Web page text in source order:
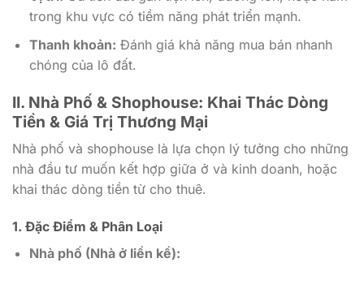
trong khu vực có tiềm năng phát triển mạnh.
Thanh khoản: Đánh giá khả năng mua bán nhanh
chóng của lô đất.
II. Nhà Phố & Shophouse: Khai Thác Dòng
Tiền & Giá Trị Thương Mại
Nhà phố và shophouse là lựa chọn lý tưởng cho những
nhà đầu tư muốn kết hợp giữa ở và kinh doanh, hoặc
khai thác dòng tiền từ cho thuê.
1. Đặc Điểm & Phân Loại
Nhà phố (Nhà ở liền kề):